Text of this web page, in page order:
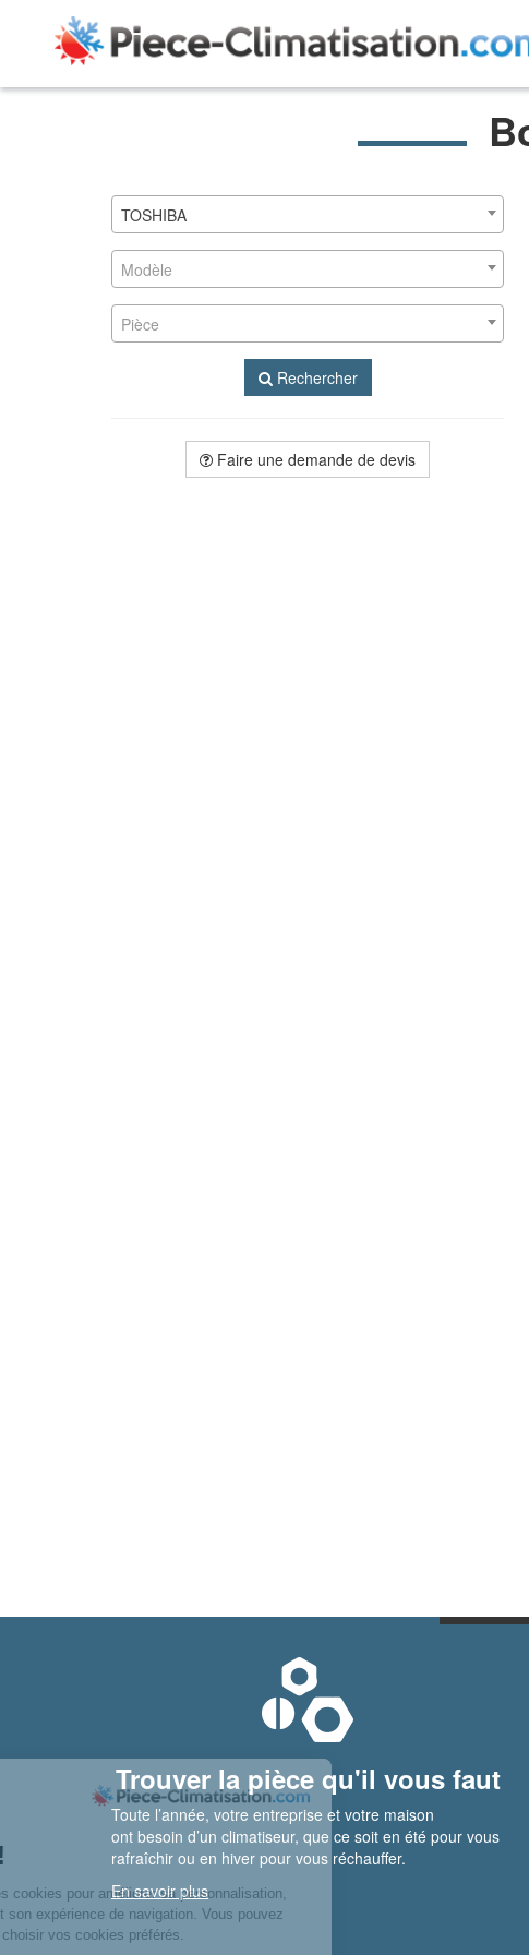
TOSHIBA
Modèle
Pièce
Rechercher
Faire une demande de devis
Trouver la pièce qu'il vous faut
Toute l’année, votre entreprise et votre maison
ont besoin d’un climatiseur, que ce soit en été pour vous
rafraîchir ou en hiver pour vous réchauffer.
En savoir plus